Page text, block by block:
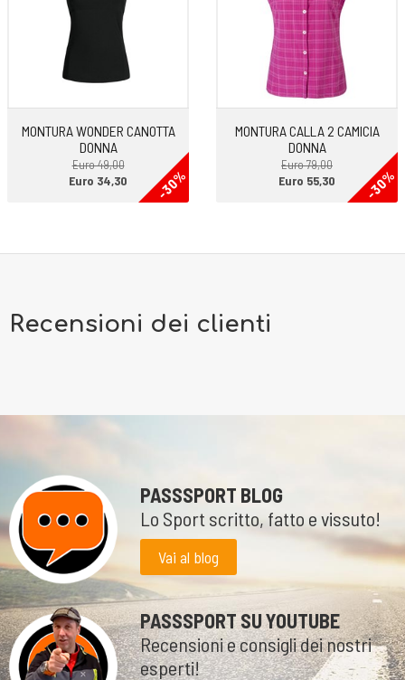
MONTURA WONDER CANOTTA
DONNA
Euro 49,00
-30%
Euro 34,30
MONTURA CALLA 2 CAMICIA
DONNA
Euro 79,00
-30%
Euro 55,30
Recensioni dei clienti
PASSSPORT BLOG
Lo Sport scritto, fatto e vissuto!
Vai al blog
PASSSPORT SU YOUTUBE
Recensioni e consigli dei nostri
esperti!